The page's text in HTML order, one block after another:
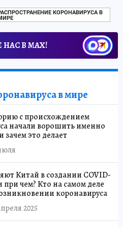
КОРОНАВИРУСА В
НАС В МАХ!
в мире
с происхождением
начали ворошить именно
зачем это делает
Китай в создании COVID-
при чем? Кто на самом деле
коронавируса
2025